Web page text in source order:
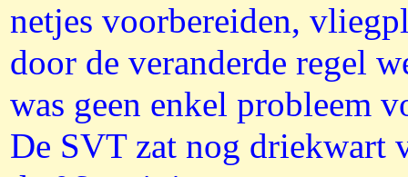
netjes voorbereiden,
door de veranderde regel
was geen enkel probleem
De SVT zat nog driekwart